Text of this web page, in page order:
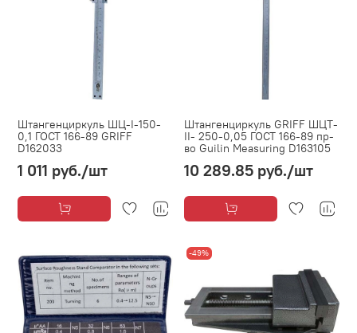
Штангенциркуль ШЦ-I-150-
0,1 ГОСТ 166-89 GRIFF
D162033
1 011 руб./шт
Штангенциркуль GRIFF ШЦТ-
II- 250-0,05 ГОСТ 166-89 пр-
во Guilin Measuring D163105
10 289.85 руб./шт
-49%